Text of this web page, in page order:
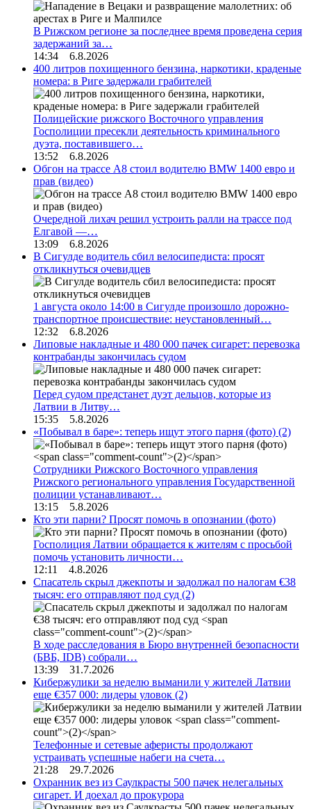
В Рижском регионе за последнее время проведена серия
задержаний за…
14:34 6.8.2026
400 литров похищенного бензина, наркотики, краденые
номера: в Риге задержали грабителей
Полицейские рижского Восточного управления
Госполиции пресекли деятельность криминального
дуэта, поставившего…
13:52 6.8.2026
Обгон на трассе А8 стоил водителю BMW 1400 евро и
прав (видео)
Очередной лихач решил устроить ралли на трассе под
Елгавой —…
13:09 6.8.2026
В Сигулде водитель сбил велосипедиста: просят
откликнуться очевидцев
1 августа около 14:00 в Сигулде произошло дорожно-
транспортное происшествие: неустановленный…
12:32 6.8.2026
Липовые накладные и 480 000 пачек сигарет: перевозка
контрабанды закончилась судом
Перед судом предстанет дуэт дельцов, которые из
Латвии в Литву…
15:35 5.8.2026
«Побывал в баре»: теперь ищут этого парня (фото) (2)
Сотрудники Рижского Восточного управления
Рижского регионального управления Государственной
полиции устанавливают…
13:15 5.8.2026
Кто эти парни? Просят помочь в опознании (фото)
Госполиция Латвии обращается к жителям с просьбой
помочь установить личности…
12:11 4.8.2026
Спасатель скрыл джекпоты и задолжал по налогам €38
тысяч: его отправляют под суд (2)
В ходе расследования в Бюро внутренней безопасности
(БВБ, IDB) собрали…
13:39 31.7.2026
Кибержулики за неделю выманили у жителей Латвии
еще €357 000: лидеры уловок (2)
Телефонные и сетевые аферисты продолжают
устраивать успешные набеги на счета…
21:28 29.7.2026
Охранник вез из Саулкрасты 500 пачек нелегальных
сигарет. И доехал до прокурора